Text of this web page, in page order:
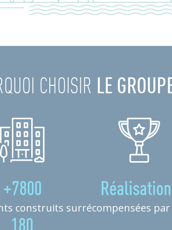
CHOISIR LE
+7800
construits surrécompensées par